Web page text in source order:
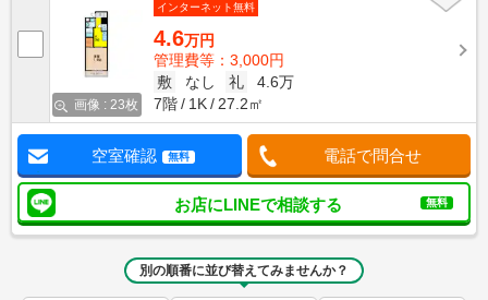
画像 : 23枚
インターネット無料
4.6万円
管理費等：3,000円
敷
なし 礼
4.6万
7階
1K 27.2㎡
空室確認 無料 電話で問合せ
お店にLINEで相談する 無料
別の順番に並び替えてみませんか？